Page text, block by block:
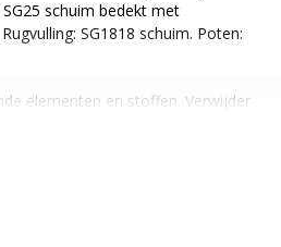
schuim bedekt met
SG1818 schuim. Poten:
elementen en stoffen. Verwijder
te deppen met een